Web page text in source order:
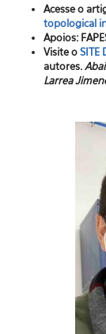
Acesse o
topological
Apoios:
Visite oSITE
autores.
Larrea